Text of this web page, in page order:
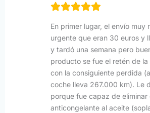
En primer lugar, el envío muy
urgente que eran 30 euros y
y tardó una semana pero
producto se fue el retén de la
con la consiguiente perdida
coche lleva 267.000 km). Le
porque fue capaz de eliminar
anticongelante al aceite